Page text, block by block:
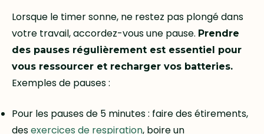
Lorsque le timer sonne, ne restez pas plongé dans
votre travail, accordez-vous une pause. Prendre
des pauses régulièrement est essentiel pour
vous ressourcer et recharger vos batteries.
Exemples de pauses :
Pour les pauses de 5 minutes : faire des étirements,
desexercices de respiration, boire un